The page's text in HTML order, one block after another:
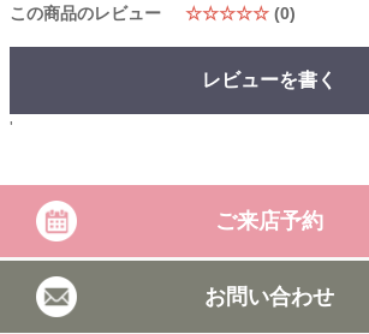
この商品のレビュー ☆☆☆☆☆ (0)
レビューを書く
'
ご来店予約
お問い合わせ